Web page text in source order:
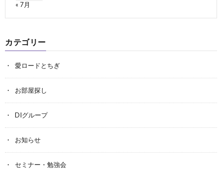
« 7月
カテゴリー
愛ロードとちぎ
お部屋探し
DIグループ
お知らせ
セミナー・勉強会